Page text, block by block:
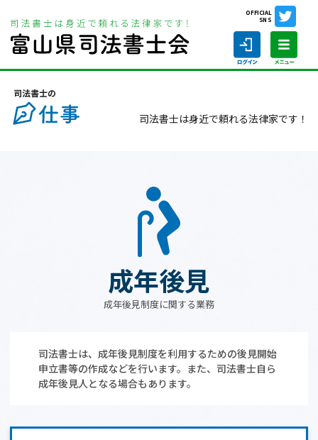
OFFICIAL
SNS
司法書士の仕事 成年後見
司法書士は身近で頼れる法律家です！
成年後見
成年後見制度に関する業務
司法書士は、成年後見制度を利用するための後見開始
申立書等の作成などを行います。また、司法書士自ら
成年後見人となる場合もあります。
司法書士の仕事
司法書士を探す
当会について
交通アクセス